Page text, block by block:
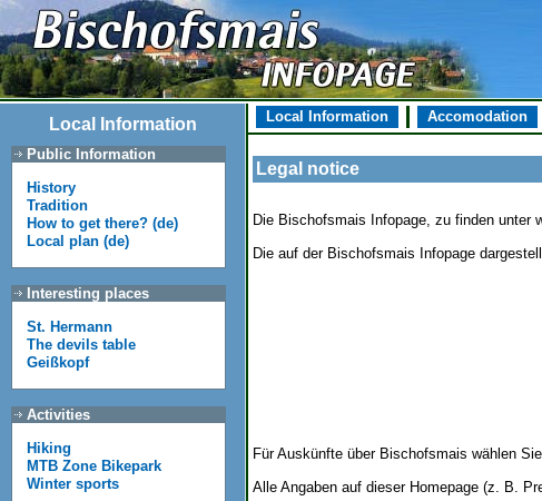
Local Information
Public Information
History
Tradition
How to get there? (de)
Local plan (de)
Interesting places
St. Hermann
The devils table
Geißkopf
Activities
Hiking
MTB Zone Bikepark
Winter sports
Local Information Accomodation
Legal notice
Die Bischofsmais Infopage, zu finden unter
Die auf der Bischofsmais Infopage
Für Auskünfte über Bischofsmais wählen
Alle Angaben auf dieser Homepage (z. B.